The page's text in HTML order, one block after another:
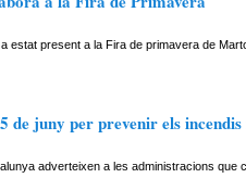
estat present a la Fira de primavera de
de juny per prevenir els
adverteixen a les administracions que